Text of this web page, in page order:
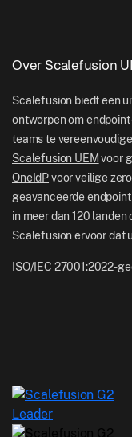
BFSI
Nieuwskamer
Careers
US: +1-415-650-4500
NZ: +64-9-888-4315
India: +91-63694-45500
Over Scalefusion
Scalefusion biedt een
ontworpen om
teams te
Scalefusion UEM voor
OneIdPvoor veilige
geavanceerde
in meer dan 120
Scalefusion ervoor dat
ISO/IEC 27001:2022-